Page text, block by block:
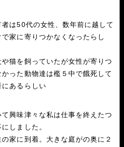
は50代の女性、数年前に越して
家に寄りつかなくなったらし
猫を飼っていたが女性が寄りつ
った動物達は檻５中で餓死して
あるらしい
興味津々な私は仕事を終えたつ
しました。
家に到着。大きな庭がの奥に２